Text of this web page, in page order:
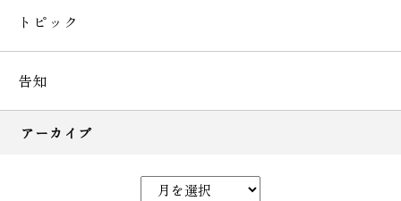
トピック
告知
アーカイブ